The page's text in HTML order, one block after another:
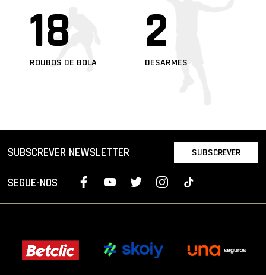
18
ROUBOS DE BOLA
2
DESARMES
SUBSCREVER NEWSLETTER SUBSCREVER
SEGUE-NOS